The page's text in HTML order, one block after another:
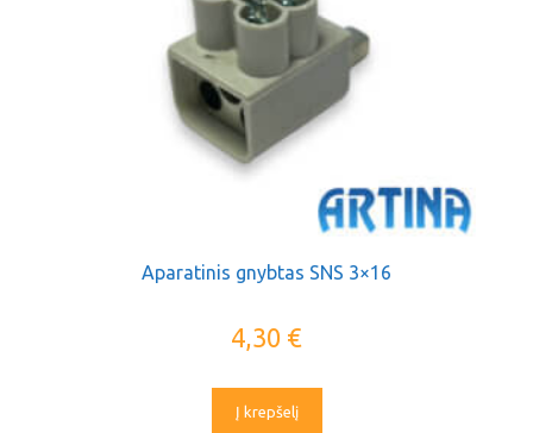
Aparatinis gnybtas SNS 3×16
4,30 €
Į krepšelį